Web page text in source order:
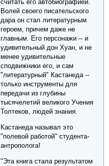
считать его автобиографией.
Волей своего писательского
дара он стал литературным
героем, причем даже не
главным. Его персонажи -- и
удивительный дон Хуан, и не
менее удивительные
сподвижники его, и сам
"литературный" Кастанеда --
только инструменты для
передачи из глубины
тысячелетий великого Учения
Толтеков, людей знания.
Кастанеда называл это
"полевой работой" студента-
антрополога!
"Эта книга стала результатом